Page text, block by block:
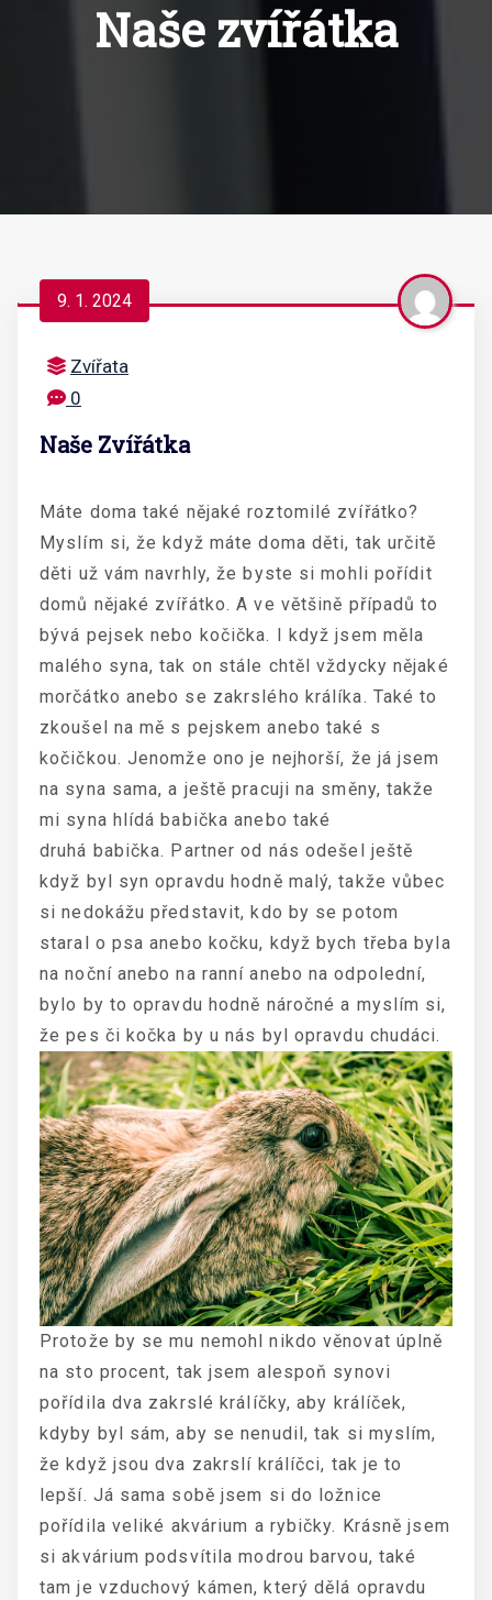
Naše zvířátka
9. 1. 2024
Zvířata
0
Naše Zvířátka
Máte doma také nějaké roztomilé zvířátko?
Myslím si, že když máte doma děti, tak určitě
děti už vám navrhly, že byste si mohli pořídit
domů nějaké zvířátko. A ve většině případů to
bývá pejsek nebo kočička. I když jsem měla
malého syna, tak on stále chtěl vždycky nějaké
morčátko anebo se zakrslého králíka. Také to
zkoušel na mě s pejskem anebo také s
kočičkou. Jenomže ono je nejhorší, že já jsem
na syna sama, a ještě pracuji na směny, takže
mi syna hlídá babička anebo také
druhá babička. Partner od nás odešel ještě
když byl syn opravdu hodně malý, takže vůbec
si nedokážu představit, kdo by se potom
staral o psa anebo kočku, když bych třeba byla
na noční anebo na ranní anebo na odpolední,
bylo by to opravdu hodně náročné a myslím si,
že pes či kočka by u nás byl opravdu chudáci.
Protože by se mu nemohl nikdo věnovat úplně
na sto procent, tak jsem alespoň synovi
pořídila dva zakrslé králíčky, aby králíček,
kdyby byl sám, aby se nenudil, tak si myslím,
že když jsou dva zakrslí králíčci, tak je to
lepší. Já sama sobě jsem si do ložnice
pořídila veliké akvárium a rybičky. Krásně jsem
si akvárium podsvítila modrou barvou, také
tam je vzduchový kámen, který dělá opravdu